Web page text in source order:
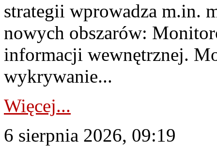
strategii wprowadza m.in.
nowych obszarów:
informacji wewnętrznej.
wykrywanie...
Więcej...
6 sierpnia 2026, 09:19